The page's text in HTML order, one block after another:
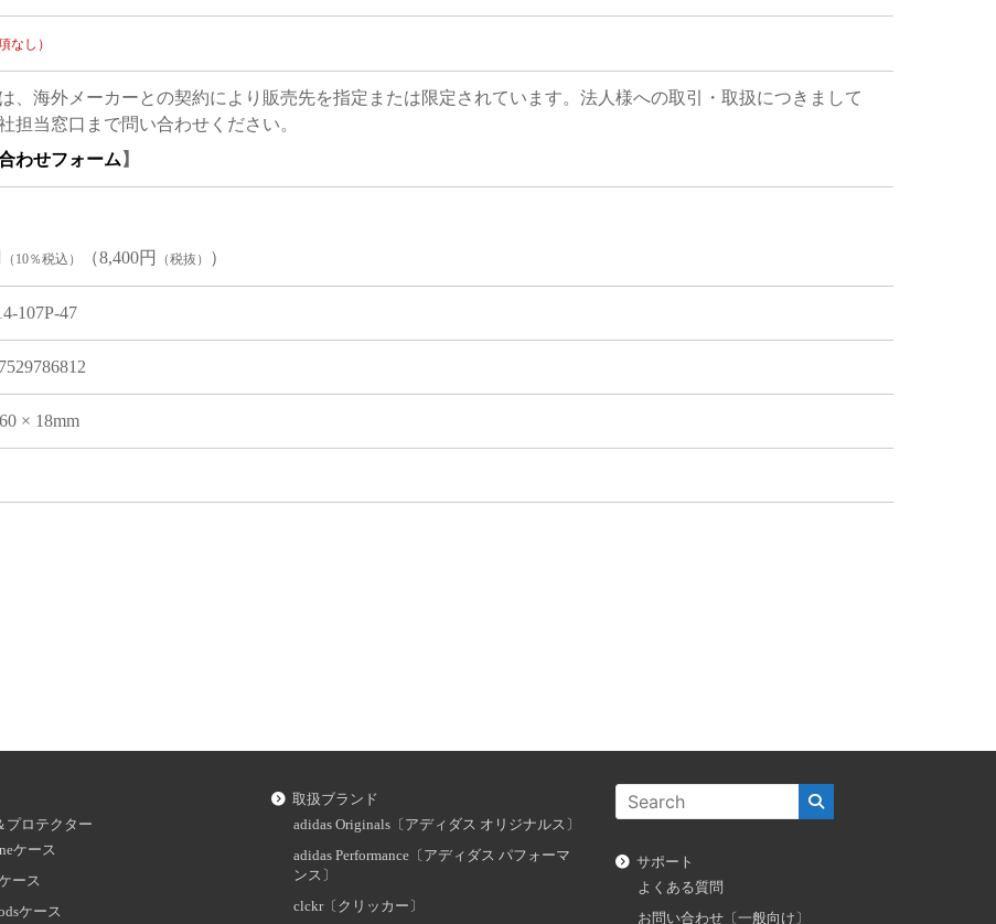
なし）
、海外メーカーとの契約により販売先を指定または限定されています。法人様への取引・取扱につきまして
担当窓口まで問い合わせください。
わせフォーム】
（10％税込） （8,400円 （税抜） ）
107P-47
× 18mm
プロテクター
ケース
ース
ケース
取扱ブランド
adidas Originals〔アディダス オリジナルス〕
adidas Performance〔アディダス パフォーマ
ンス〕
clckr〔クリッカー〕
サポート
よくある質問
お問い合わせ〔一般向け〕